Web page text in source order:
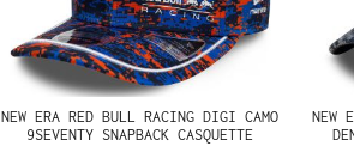
NEW ERA RED BULL RACING DIGI CAMO
9SEVENTY SNAPBACK CASQUETTE
NEW